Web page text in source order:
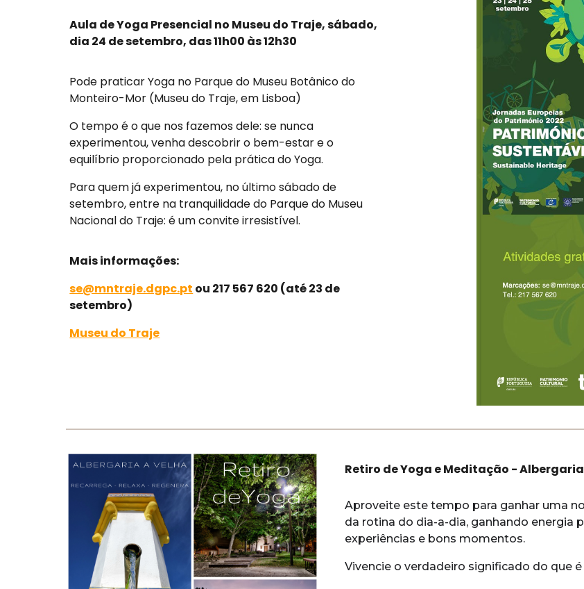
Aula de Yoga Presencial no Museu do Traje, sábado,
dia 24 de setembro, das 11h00 às 12h30
Pode praticar Yoga no Parque do Museu Botânico do
Monteiro-Mor (Museu do Traje, em Lisboa)
O tempo é o que nos fazemos dele: se nunca
experimentou, venha descobrir o bem-estar e o
equilíbrio proporcionado pela prática do Yoga.
Para quem já experimentou, no último sábado de
setembro, entre na tranquilidade do Parque do Museu
Nacional do Traje: é um convite irresistível.
Mais informações:
se@mntraje.dgpc.pt ou 217 567 620 (até 23 de
setembro)
Museu do Traje
Retiro de Yoga e Meditação -
Aproveite este tempo para ganhar uma
da rotina do dia-a-dia, ganhando energia
experiências e bons momentos.
Vivencie o verdadeiro significado do que